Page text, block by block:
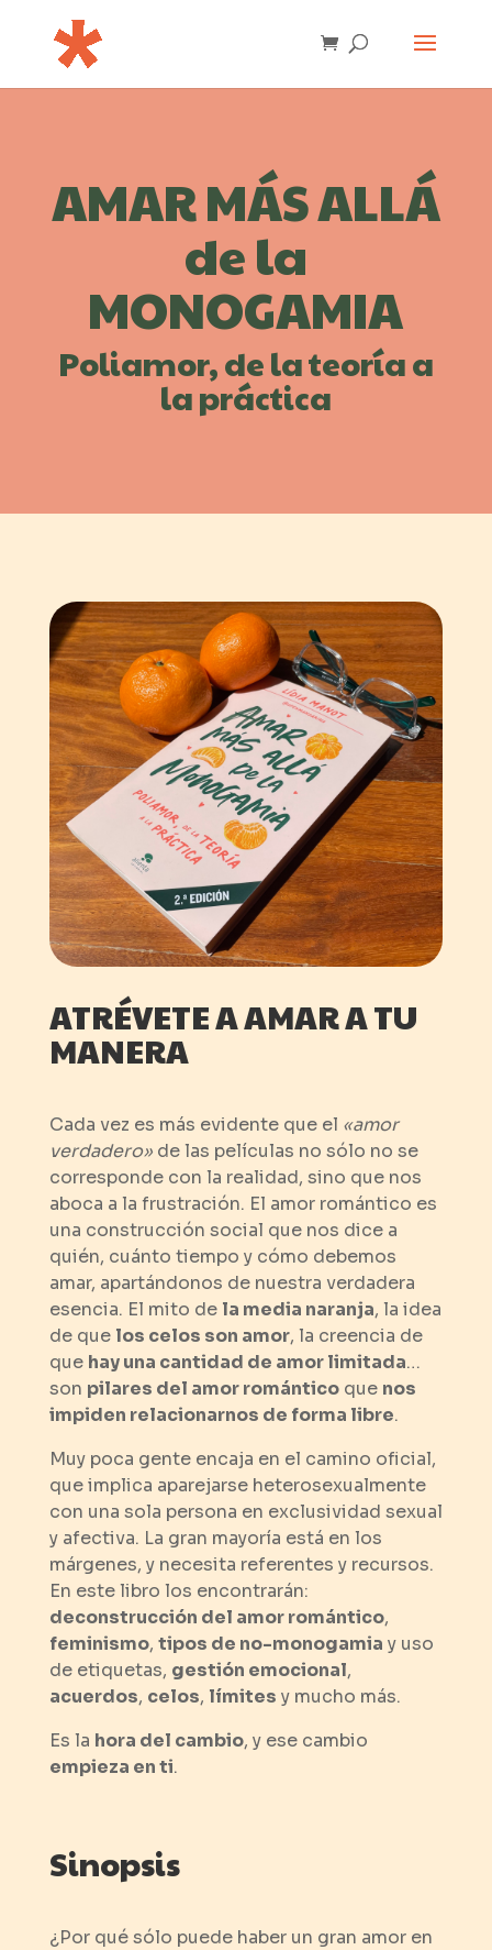
AMAR MÁS ALLÁ
de la
MONOGAMIA
Poliamor, de la teoría a
la práctica
ATRÉVETE A AMAR A TU
MANERA
Cada vez es más evidente que el «amor
verdadero»de las películas no sólo no se
corresponde con la realidad, sino que nos
aboca a la frustración. El amor romántico es
una construcción social que nos dice a
quién, cuánto tiempo y cómo debemos
amar, apartándonos de nuestra verdadera
esencia. El mito de la media naranja, la idea
de que los celos son amor, la creencia de
que hay una cantidad de amor limitada…
son pilares del amor románticoque nos
impiden relacionarnos de forma libre.
Muy poca gente encaja en el camino oficial,
que implica aparejarse heterosexualmente
con una sola persona en exclusividad sexual
y afectiva. La gran mayoría está en los
márgenes, y necesita referentes y recursos.
En este libro los encontrarán:
deconstrucción del amor romántico,
feminismo, tipos de no-monogamia y uso
de etiquetas, gestión emocional,
acuerdos, celos, límites y mucho más.
Es la hora del cambio, y ese cambio
empieza en ti.
Sinopsis
¿Por qué sólo puede haber un gran amor en